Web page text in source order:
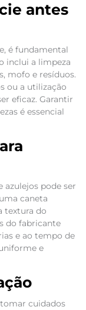
antes
é fundamental
inclui a limpeza
mofo e resíduos.
ou a utilização
eficaz. Garantir
é essencial
azulejos pode ser
caneta
textura do
do fabricante
e ao tempo de
e
cuidados